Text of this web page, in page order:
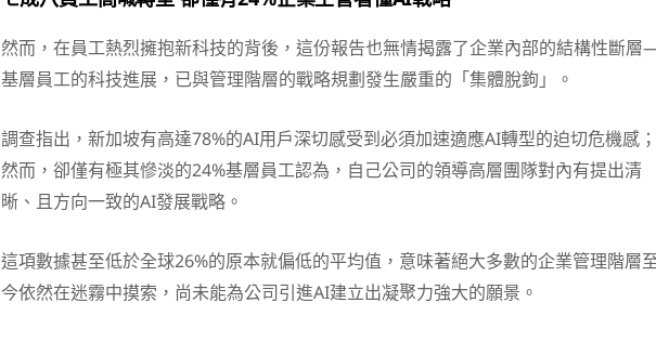
然而，在員工熱烈擁抱新科技的背後，這份報告也無情揭露了企業內部的結構性斷層
基層員工的科技進展，已與管理階層的戰略規劃發生嚴重的「集體脫鉤」。
調查指出，新加坡有高達78%的AI用戶深切感受到必須加速適應AI轉型的迫切危機感；
然而，卻僅有極其慘淡的24%基層員工認為，自己公司的領導高層團隊對內有提出清
晰、且方向一致的AI發展戰略。
這項數據甚至低於全球26%的原本就偏低的平均值，意味著絕大多數的企業管理階層
今依然在迷霧中摸索，尚未能為公司引進AI建立出凝聚力強大的願景。